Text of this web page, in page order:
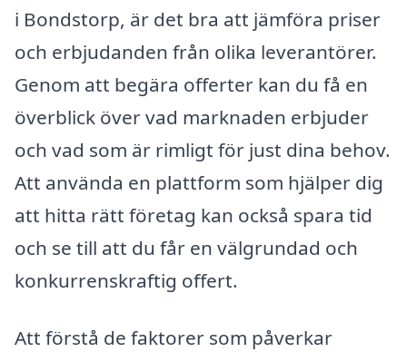
i Bondstorp, är det bra att jämföra priser
och erbjudanden från olika leverantörer.
Genom att begära offerter kan du få en
överblick över vad marknaden erbjuder
och vad som är rimligt för just dina behov.
Att använda en plattform som hjälper dig
att hitta rätt företag kan också spara tid
och se till att du får en välgrundad och
konkurrenskraftig offert.
Att förstå de faktorer som påverkar